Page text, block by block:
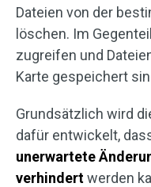
Dateien von der
löschen. Im
zugreifen und
Karte gespeichert
Grundsätzlich wird
dafür entwickelt,
unerwartete
verhindertwerden